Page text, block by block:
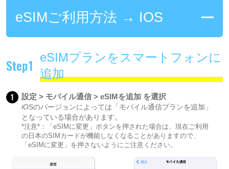
eSIMご利用方法 → IOS
Step1
eSIMプランをスマートフォンに
追加
1 設定 > モバイル通信 > eSIMを追加 を選択
iOSのバージョンによっては「モバイル通信プランを追加」
となっている場合があります。
*注意*：「eSIMに変更」ボタンを押された場合は、現在ご利用
の日本のSIMカードが機能しなくなることがありますので、
「eSIMに変更」を押さないようにご注意ください。